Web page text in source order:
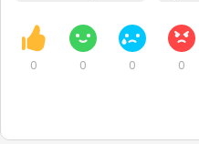
0 0 0 0